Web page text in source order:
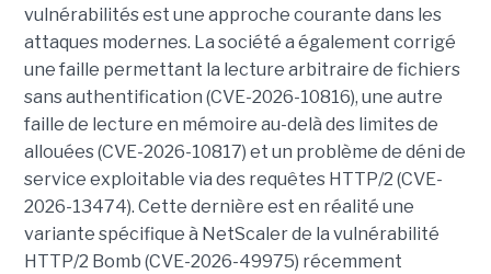
vulnérabilités est une approche courante dans les
attaques modernes. La société a également corrigé
une faille permettant la lecture arbitraire de fichiers
sans authentification (CVE-2026-10816), une autre
faille de lecture en mémoire au-delà des limites de
allouées (CVE-2026-10817) et un problème de déni de
service exploitable via des requêtes HTTP/2 (CVE-
2026-13474). Cette dernière est en réalité une
variante spécifique à NetScaler de la vulnérabilité
HTTP/2 Bomb (CVE-2026-49975) récemment